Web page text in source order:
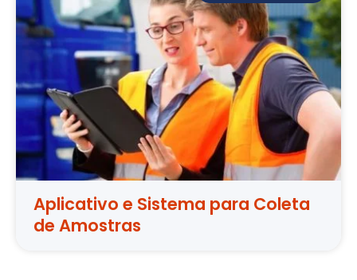
Aplicativo e Sistema para Coleta
de Amostras